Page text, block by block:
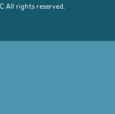
All rights reserved.